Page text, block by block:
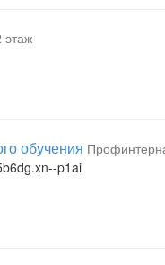
этаж
обучения
p1ai